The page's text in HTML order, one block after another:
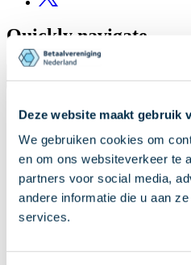
Deze website maakt gebruik
We gebruiken cookies om
en om ons websiteverkeer te
partners voor social media,
andere informatie die u aan
services.
Quickly navigate
Knowledge Base
Facts & figures
News
Frequently asked questions
Quickly navigate
Facts & figures